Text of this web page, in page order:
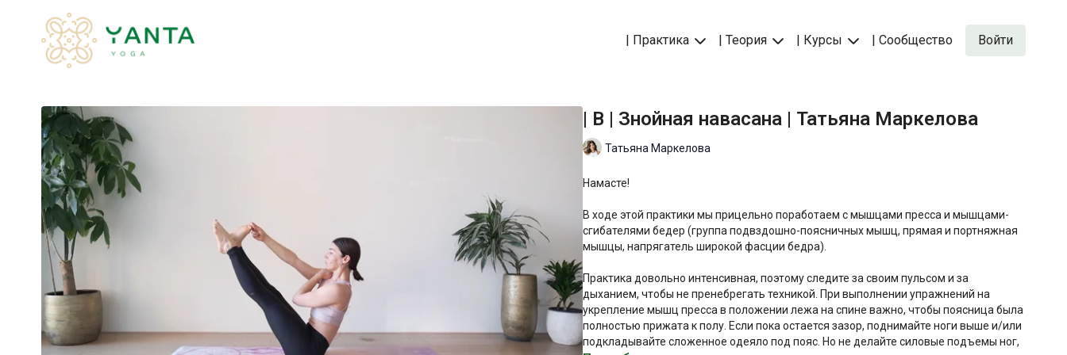
| Практика | Теория | Курсы | Сообщество Войти
| B | Знойная навасана | Татьяна Маркелова
Татьяна Маркелова
Намасте!
В ходе этой практики мы прицельно поработаем с мышцами пресса и мышцами-
сгибателями бедер (группа подвздошно-поясничных мышц, прямая и портняжная
мышцы, напрягатель широкой фасции бедра).
Практика довольно интенсивная, поэтому следите за своим пульсом и за
дыханием, чтобы не пренебрегать техникой. При выполнении упражнений на
укрепление мышц пресса в положении лежа на спине важно, чтобы поясница была
полностью прижата к полу. Если пока остается зазор, поднимайте ноги выше и/или
подкладывайте сложенное одеяло под пояс. Но не делайте силовые подъемы ног,